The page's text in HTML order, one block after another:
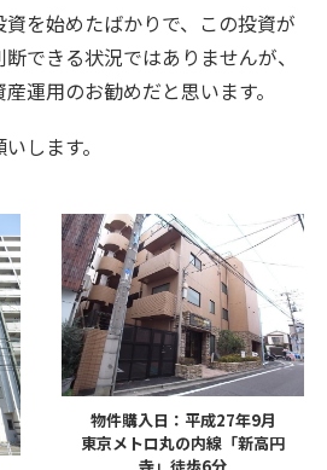
を始めたばかりで、この投資が
できる状況ではありませんが、
運用のお勧めだと思います。
します。
物件購入日：平成27年9月
東京メトロ丸の内線「新高円